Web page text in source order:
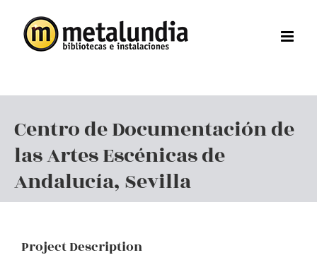
content
Centro de Documentación de
las Artes Escénicas de
Andalucía, Sevilla
Project Description